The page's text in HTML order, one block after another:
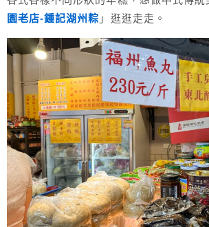
園老店-鍾記湖州粽 」逛逛走走。